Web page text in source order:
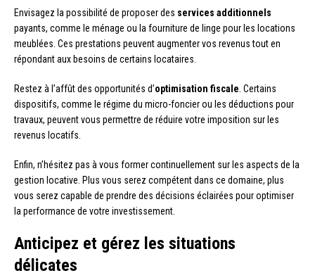
Envisagez la possibilité de proposer des services additionnels
payants, comme le ménage ou la fourniture de linge pour les locations
meublées. Ces prestations peuvent augmenter vos revenus tout en
répondant aux besoins de certains locataires.
Restez à l’affût des opportunités d’optimisation fiscale . Certains
dispositifs, comme le régime du micro-foncier ou les déductions pour
travaux, peuvent vous permettre de réduire votre imposition sur les
revenus locatifs.
Enfin, n’hésitez pas à vous former continuellement sur les aspects de la
gestion locative. Plus vous serez compétent dans ce domaine, plus
vous serez capable de prendre des décisions éclairées pour optimiser
la performance de votre investissement.
Anticipez et gérez les situations
délicates